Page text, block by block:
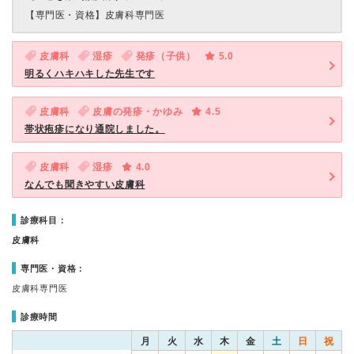
【専門医・資格】 皮膚科専門医
皮膚科 湿疹 発疹（子供）
5.0
明るくハキハキした先生です
皮膚科 皮膚の発疹・かゆみ
4.5
帯状疱疹になり通院しました。
皮膚科 湿疹
4.0
なんでも聞きやすい皮膚科
診療科目：
皮膚科
専門医・資格：
皮膚科専門医
診療時間
月 火 水 木 金 土 日 祝